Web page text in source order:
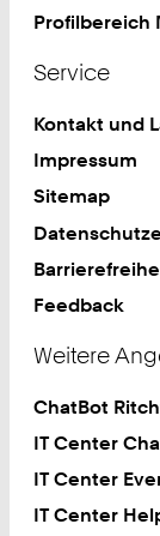
Profilbereich
Service
Kontakt und
Impressum
Sitemap
Feedback
Weitere
ChatBot
IT Center
IT Center
IT Center